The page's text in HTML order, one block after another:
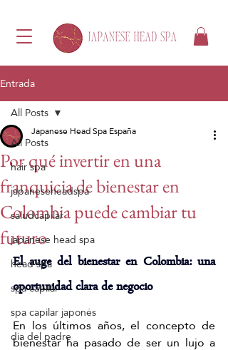
Entrada
All Posts
hair spa
japaneseheadspa
saludcapilar
japanese head spa
head spa
spa capilar
spa capilar japonés
dia del padre
All Posts
Por qué invertir en una
franquicia de bienestar en
Colombia puede cambiar tu
futuro
Japanese Head Spa España
El auge del bienestar en Colombia: una
oportunidad clara de negocio
En los últimos años, el concepto de
bienestar ha pasado de ser un lujo a